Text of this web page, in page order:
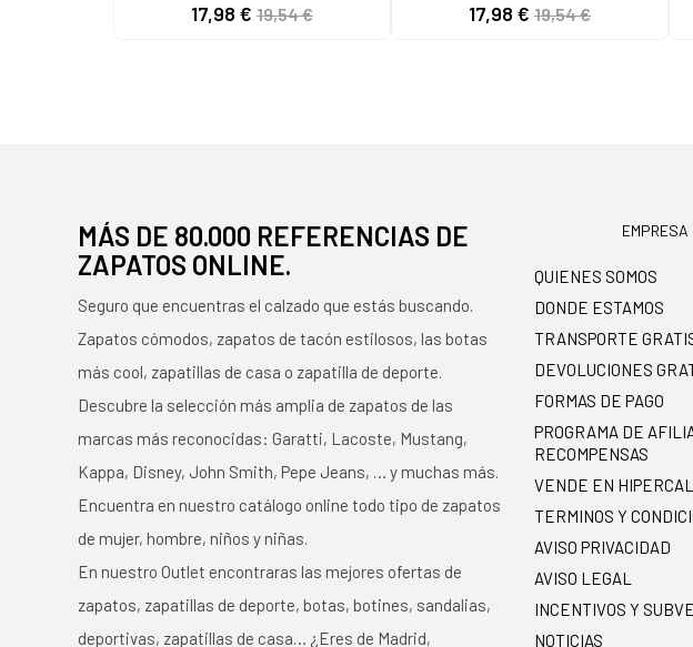
17,98 € 19,54 € 17,98 € 19,54 €
MÁS DE 80.000 REFERENCIAS DE
ZAPATOS ONLINE.
Seguro que encuentras el calzado que estás buscando.
Zapatos cómodos, zapatos de tacón estilosos, las botas
más cool, zapatillas de casa o zapatilla de deporte.
Descubre la selección más amplia de zapatos de las
marcas más reconocidas: Garatti, Lacoste, Mustang,
Kappa, Disney, John Smith, Pepe Jeans, … y muchas más.
Encuentra en nuestro catálogo online todo tipo de zapatos
de mujer, hombre, niños y niñas.
En nuestro Outlet encontraras las mejores ofertas de
zapatos, zapatillas de deporte, botas, botines, sandalias,
deportivas, zapatillas de casa… ¿Eres de Madrid,
EMPRESA
QUIENES SOMOS
DONDE ESTAMOS
TRANSPORTE
DEVOLUCIONES
FORMAS DE PAGO
PROGRAMA DE
RECOMPENSAS
VENDE EN
TERMINOS Y
AVISO PRIVACIDAD
AVISO LEGAL
INCENTIVOS Y
NOTICIAS